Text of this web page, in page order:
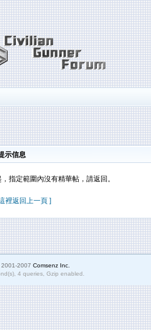
示信息
指定範圍內沒有精華帖，請返回。
裡返回上一頁 ]
2001-2007Comsenz Inc.
4 queries, Gzip enabled.